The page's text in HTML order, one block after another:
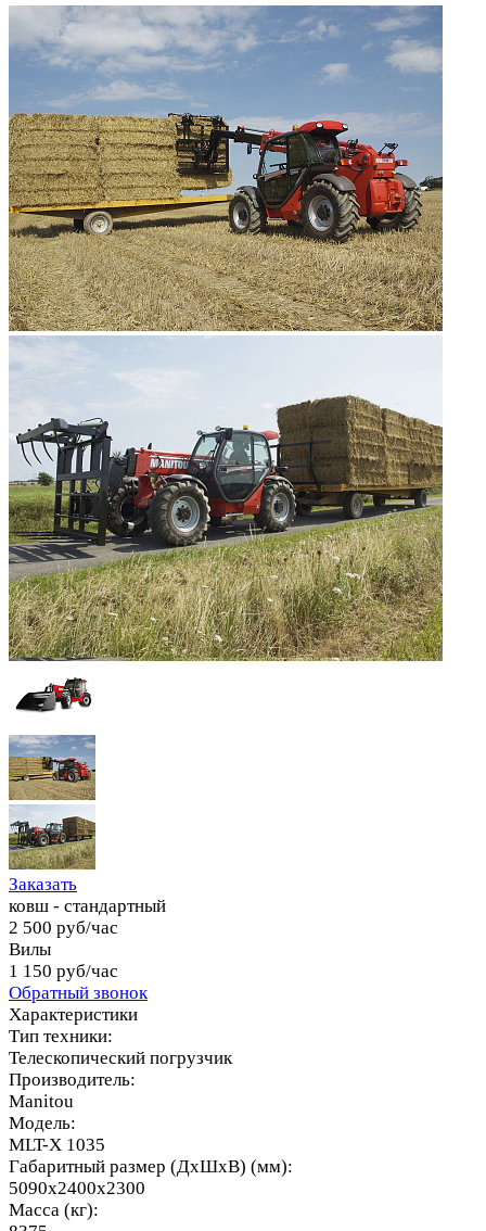
Заказать
ковш - стандартный
2 500 руб/час
Вилы
1 150 руб/час
Обратный звонок
Характеристики
Тип техники:
Телескопический погрузчик
Производитель:
Manitou
Модель:
MLT-X 1035
Габаритный размер (ДхШхВ) (мм):
5090x2400x2300
Масса (кг):